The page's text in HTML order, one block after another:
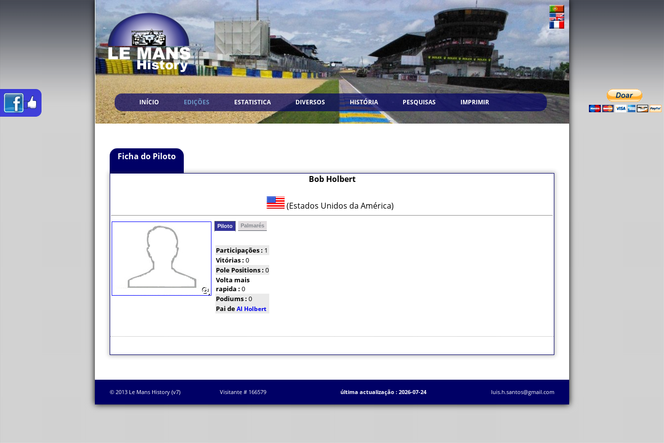
INÍCIO EDIÇÕES ESTATISTICA DIVERSOS HISTÓRIA PESQUISAS IMPRIMIR
Ficha do Piloto
Bob Holbert
(Estados Unidos da América)
Piloto Palmarés
Participações : 1
Vitórias : 0
Pole Positions : 0
Volta mais
rapida : 0
Podiums : 0
Pai deAl Holbert
© 2013 Le Mans History (v7) Visitante # 166579 última actualização : 2026-07-24 luis.h.santos@gmail.com